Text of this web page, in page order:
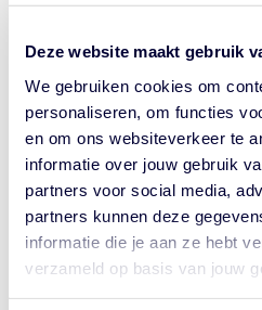
Deze website maakt gebruik
We gebruiken cookies om
personaliseren, om functies
en om ons websiteverkeer te
informatie over jouw gebruik
partners voor social media,
partners kunnen deze
informatie die je aan ze hebt
verzameld op basis van jouw
verzorgt en lessen trekt uit
van de Nederlandse
JAN DRIESSEN EN
LEDEN VAN VERDIENSTE
De vier mannen die goud
de kampioenen van die
helden met een
te hoeven zeggen) bewijzen
mogelijk is in de
van der Horst zijn voor altijd